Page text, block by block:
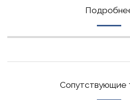
Сопутствующие